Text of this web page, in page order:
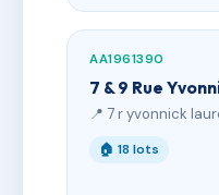
AA1961390
7 & 9 Rue
📍 7 r yvonnick
🏠 18 lots